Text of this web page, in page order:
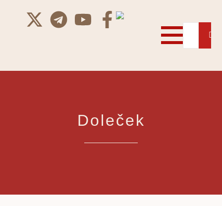
Doleček